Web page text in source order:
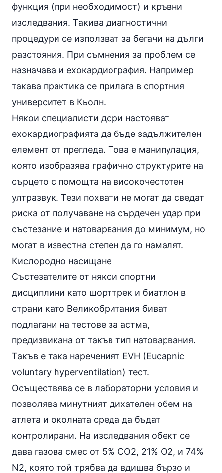
функция (при необходимост) и кръвни
изследвания. Такива диагностични
процедури се използват за бегачи на дълги
разстояния. При съмнения за проблем се
назначава и ехокардиография. Например
такава практика се прилага в спортния
университет в Кьолн.
Някои специалисти дори настояват
ехокардиографията да бъде задължителен
елемент от прегледа. Това е манипулация,
която изобразява графично структурите на
сърцето с помощта на високочестотен
ултразвук. Тези похвати не могат да сведат
риска от получаване на сърдечен удар при
състезание и натоварвания до минимум, но
могат в известна степен да го намалят.
Кислородно насищане
Състезателите от някои спортни
дисциплини като шорттрек и биатлон в
страни като Великобритания биват
подлагани на тестове за астма,
предизвикана от такъв тип натоварвания.
Такъв е така нареченият EVH (Eucapnic
voluntary hyperventilation) тест.
Осъществява се в лабораторни условия и
позволява минутният дихателен обем на
атлета и околната среда да бъдат
контролирани. На изследвания обект се
дава газова смес от 5% CO2, 21% O2, и 74%
N2, която той трябва да вдишва бързо и